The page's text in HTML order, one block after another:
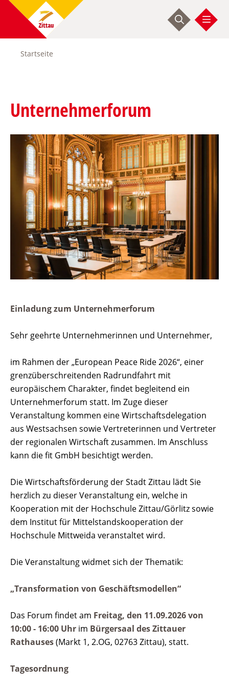
Direkt
Startseite
Unternehmerforum
Einladung zum Unternehmerforum
Sehr geehrte Unternehmerinnen und Unternehmer,
im Rahmen der „European Peace Ride 2026“, einer
grenzüberschreitenden Radrundfahrt mit
europäischem Charakter, findet begleitend ein
Unternehmerforum statt. Im Zuge dieser
Veranstaltung kommen eine Wirtschaftsdelegation
aus Westsachsen sowie Vertreterinnen und Vertreter
der regionalen Wirtschaft zusammen. Im Anschluss
kann die fit GmbH besichtigt werden.
Die Wirtschaftsförderung der Stadt Zittau lädt Sie
herzlich zu dieser Veranstaltung ein, welche in
Kooperation mit der Hochschule Zittau/Görlitz sowie
dem Institut für Mittelstandskooperation der
Hochschule Mittweida veranstaltet wird.
Die Veranstaltung widmet sich der Thematik:
„Transformation von Geschäftsmodellen“
Das Forum findet am Freitag, den 11.09.2026 von
10:00 - 16:00 Uhr im Bürgersaal des Zittauer
Rathauses(Markt 1, 2.OG, 02763 Zittau), statt.
Tagesordnung